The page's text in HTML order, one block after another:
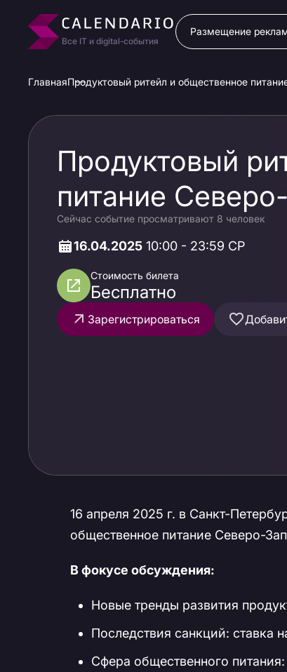
Все IT и digital-события
Размещение
ГлавнаяПродуктовый ритейл и общественное
Продуктовый
питание
Сейчас событие просматривают 8 человек
16.04.2025 10:00 - 23:59 СР
Стоимость билета
Бесплатно
Зарегистрироваться
16 апреля 2025 г. в Санкт-
общественное питание Северо-
В фокусе обсуждения:
Новые тренды развития
Последствия санкций: ставка
Сфера общественного